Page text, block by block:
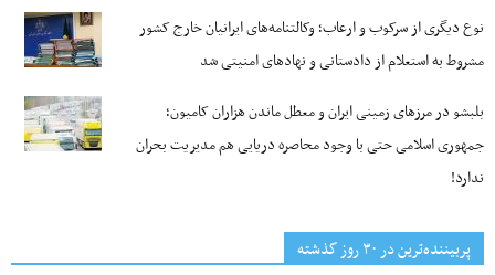
نوع دیگری از سرکوب و ارعاب؛ وکالتنامه‌های ایرانیان خارج کشور
مشروط به استعلام از دادستانی و نهادهای امنیتی شد
بلبشو در مرزهای زمینی ایران و معطل ماندن هزاران کامیون؛
جمهوری اسلامی حتی با وجود محاصره دریایی هم مدیریت بحران
ندارد!
پربیننده‌ترین‌ در ۳۰ روز گذشته